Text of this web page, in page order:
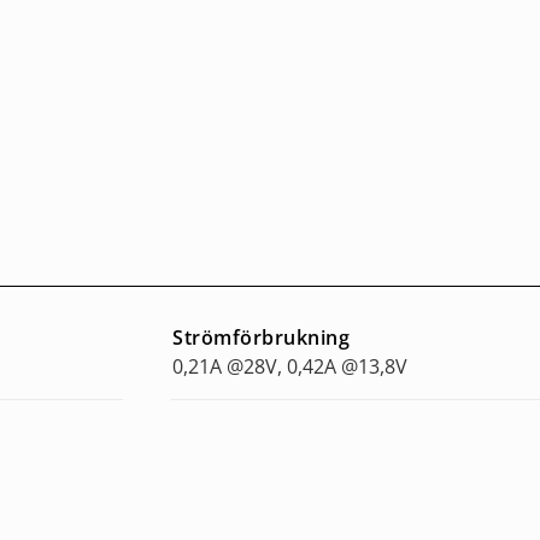
Strömförbrukning
0,21A @28V, 0,42A @13,8V